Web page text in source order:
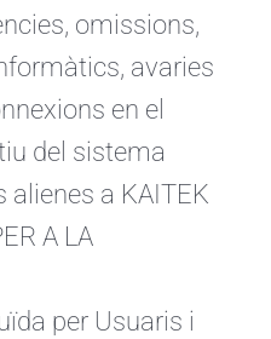
omissions,
avaries
en el
del sistema
alienes a KAITEK
A LA
per Usuaris i